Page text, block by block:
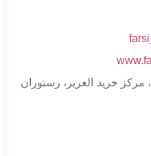
مرکز خرید الغریر، رستوران